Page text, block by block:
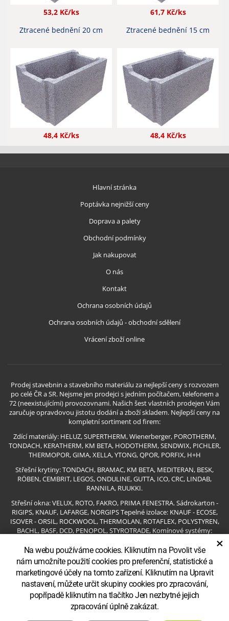
Na webu používáme cookies. Kliknutím na Povolit vše
nám umožníte použití cookies pro preferenční, statistické a
marketingové účely na tomto zařízení. Kliknutím na Upravit
nastavení, můžete určit skupiny cookies pro zpracování,
popřípadě kliknutím na tlačítko Jen nezbytné jejich
zpracování úplně zakázat.
×
53,2 Kč/ks 61,7 Kč/ks
Ztracené bednění 20 cm
48,4 Kč/ks
Ztracené bednění 15 cm
48,4 Kč/ks
Hlavní stránka
Poptávka nejnižší ceny
Doprava a palety
Obchodní podmínky
Jak nakupovat
O nás
Kontakt
Ochrana osobních údajů
Ochrana osobních údajů - obchodní sdělení
Vrácení zboží online
Prodej stavebnin a stavebního materiálu za nejlepší ceny s rozvozem
po celé ČR a SR. Nejsme jen prodejci s jedním počítačem, telefonem a
72 (neexistujícími) provozovnami. Našich šest vlastních prodejen Vám
zaručuje opravdovou jistotu dodání a zboží skladem. Nejlepší ceny na
kompletní sortiment od firem:
Zdící materiály: HELUZ, SUPERTHERM, Wienerberger, POROTHERM,
TONDACH, KERATHERM, KM BETA, HODOTHERM, SENDWIX, PICHLER,
THERMOPOR, GIMA, XELLA, YTONG, QPOR, PORFIX, H+H
Střešní krytiny: TONDACH, BRAMAC, KM BETA, MEDITERAN, BESK,
RÖBEN, CEMBRIT, LEGOS, ONDULINE, GUTTA, ICO, CRC, LINDAB,
RANNILA, RUUKKI.
Střešní okna: VELUX, ROTO, FAKRO, PRIMA FENESTRA. Sádrokarton -
RIGIPS, KNAUF, LAFARGE, NORGIPS Tepelné izolace: KNAUF - ECOSE,
ISOVER - ORSIL, ROCKWOOL, THERMOLAN, ROTAFLEX, POLYSTYREN,
BACHL, BASF, DCD, PENOPOL, STYROTRADE, Komínové systémy:
DITON, BEST, BETA OLOMOUC, PREFA, RIEDER BETON, KB BLOK
Ostatní: ACO, SAPELI, KRONODOOR, MASONITE a mnoho jiných pro
stavbu nezbytných věcí.
Partneři:www.stavebninyvala.cz|stavebniny-levne.cz